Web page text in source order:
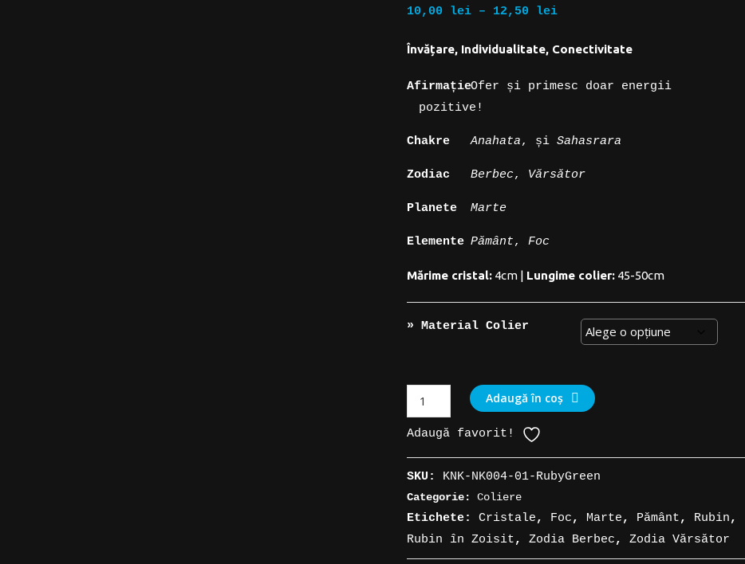
10,00 lei – 12,50 leiInterval
prețuri:
12,50 lei
Învățare, Individualitate, Conectivitate
AfirmațieOfer și primesc doar energii
pozitive!
Chakre Anahata, șiSahasrara
Zodiac Berbec, Vărsător
Planete Marte
Elemente Pământ,Foc
Mărime cristal: 4cm | Lungime colier: 45-50cm
» Material Colier
Cantitate
Colier
talisman
Rubin
în
Zoisit
(Anyolit)
Adaugă în coș
Adaugă favorit!
SKU: KNK-NK004-01-RubyGreen
Categorie:Coliere
Etichete:Cristale, Foc, Marte, Pământ, Rubin,
Rubin în Zoisit,Zodia Berbec,Zodia Vărsător